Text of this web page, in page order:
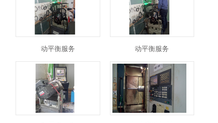
动平衡服务 动平衡服务